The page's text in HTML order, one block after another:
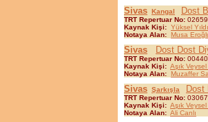
Sivas Kangal Dost
TRT Repertuar No: 02659
Kaynak Kişi: Yüksel
Notaya Alan: Musa
Sivas Dost Dost
TRT Repertuar No: 00440
Kaynak Kişi: Aşık
Notaya Alan: Muzaffer
Sivas Şarkışla Dost
TRT Repertuar No: 03067
Kaynak Kişi: Aşık
Notaya Alan: Ali Canlı